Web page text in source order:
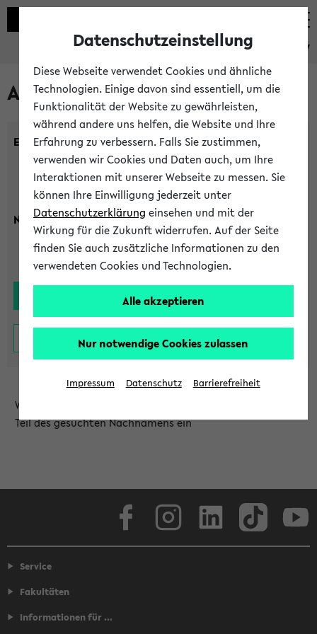
eKVV
Alle Lehrenden
Einrichtung:
Nachname:
Wählen Sie die Einrichtung aus und/oder geben Sie einen
Teil des gesuchten Nachnamens ein
Service
Fakultäten
Informationen für ...
Datenschutzeinstellung
Diese Webseite verwendet Cookies und ähnliche
Technologien. Einige davon sind essentiell, um die
Funktionalität der Website zu gewährleisten,
während andere uns helfen, die Website und Ihre
Erfahrung zu verbessern. Falls Sie zustimmen,
verwenden wir Cookies und Daten auch, um Ihre
Interaktionen mit unserer Webseite zu messen. Sie
können Ihre Einwilligung jederzeit unter
Datenschutzerklärung einsehen und mit der
Wirkung für die Zukunft widerrufen. Auf der Seite
finden Sie auch zusätzliche Informationen zu den
verwendeten Cookies und Technologien.
Alle akzeptieren
Nur notwendige Cookies zulassen
Impressum Datenschutz Barrierefreiheit